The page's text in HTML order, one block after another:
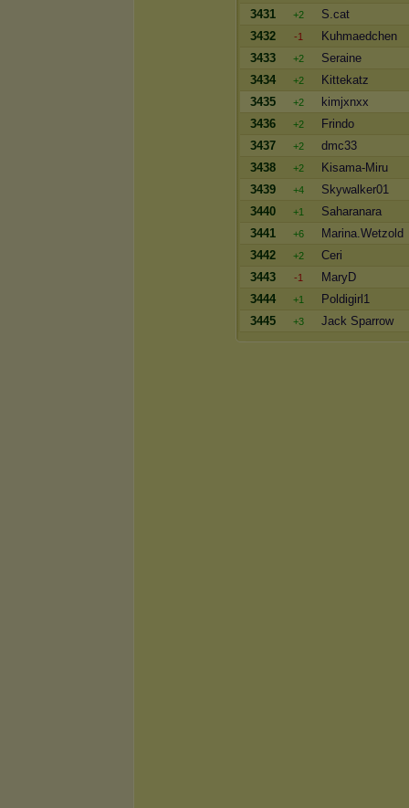
3431
+2
S.cat
3432
-1
Kuhmaedchen
3433
+2
Seraine
3434
+2
Kittekatz
3435
+2
kimjxnxx
3436
+2
Frindo
3437
+2
dmc33
3438
+2
Kisama-Miru
3439
+4
Skywalker01
3440
+1
Saharanara
3441
+6
Marina.Wetzold
3442
+2
Ceri
3443
-1
MaryD
3444
+1
Poldigirl1
3445
+3 Jack Sparrow